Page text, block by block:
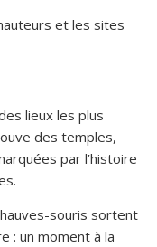
et les sites
lieux les plus
des temples,
par l’histoire
souris sortent
: un moment à la